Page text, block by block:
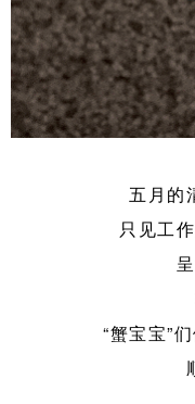
五月的
只见工
“蟹宝宝”